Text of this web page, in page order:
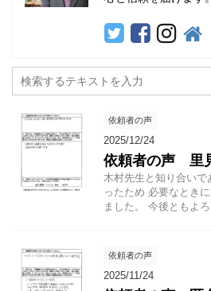
依頼者の声
2025/12/24
依頼者の声 里
木村先生と知り合いで
ったため 必要なとき
ました。 今後ともよ
依頼者の声
2025/11/24